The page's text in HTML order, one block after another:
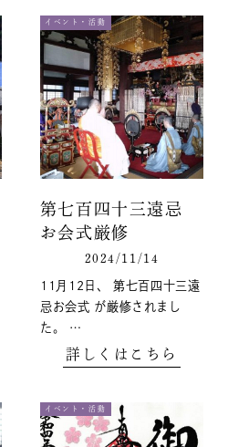
イベント・活動
第七百四十三遠忌
お会式厳修
2024/11/14
11月12日、 第七百四十三遠
忌お会式 が厳修されまし
た。 …
詳しくはこちら
イベント・活動